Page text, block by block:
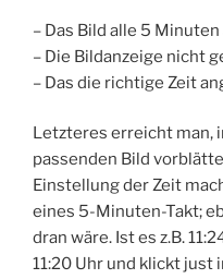
– Das Bild alle 5
– Die Bildanzeige nicht
– Das die richtige Zeit
Letzteres erreicht man,
passenden Bild
Einstellung der Zeit
eines 5-Minuten-Takt;
dran wäre. Ist es z.B.
11:20 Uhr und klickt just